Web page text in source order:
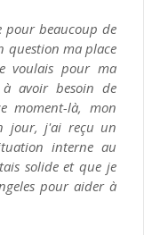
pour beaucoup de
question ma place
voulais pour ma
à avoir besoin de
moment-là, mon
jour, j'ai reçu un
interne au
solide et que je
pour aider à